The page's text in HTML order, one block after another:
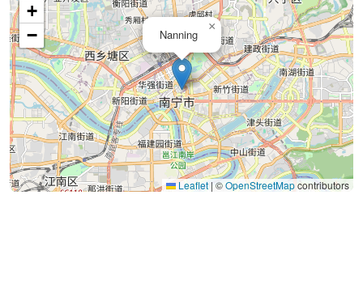
Nanning
×
+
−
Leaflet|©OpenStreetMapcontributors